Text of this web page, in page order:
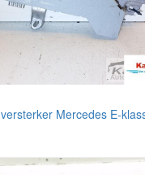
Mercedes E-